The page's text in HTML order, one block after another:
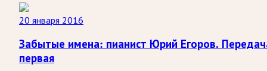
20 января 2016
Забытые имена: пианист Юрий Егоров.
первая